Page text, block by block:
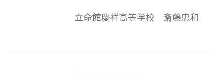
気候と文化・生活編です。
立命館慶祥高等学校 斎藤忠和